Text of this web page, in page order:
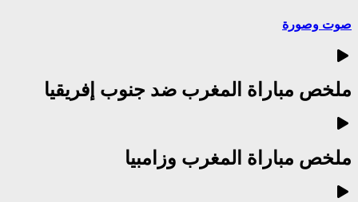
صوت وصورة
ملخص مباراة المغرب ضد جنوب إفريقيا
ملخص مباراة المغرب وزامبيا